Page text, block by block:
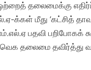
தலைமைக்கு
க்கள் மீது ‘கட்சித்
பதவி பறிபோகக்
தலைமை தவிர்த்து